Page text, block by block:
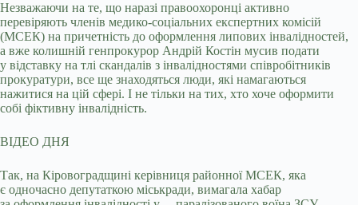
Незважаючи на те, що наразі правоохоронці активно
перевіряють членів медико-соціальних експертних комісій
(МСЕК) на причетність до оформлення липових інвалідностей,
а вже колишній генпрокурор Андрій Костін мусив подати
у відставку на тлі скандалів з інвалідностями співробітників
прокуратури, все ще знаходяться люди, які намагаються
нажитися на цій сфері. І не тільки на тих, хто хоче оформити
собі фіктивну інвалідність.
ВІДЕО ДНЯ
Так, на Кіровоградщині керівниця районної МСЕК, яка
є одночасно депутаткою міськради, вимагала хабар